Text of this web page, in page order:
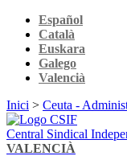
Español
Català
Euskara
Galego
Valencià
Inici > Ceuta -
Central Sindical
VALENCIÀ